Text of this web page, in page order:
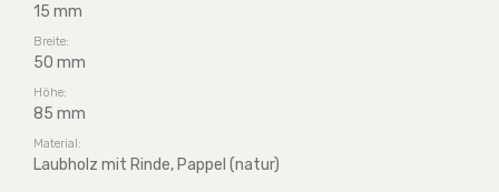
15 mm
Breite:
50 mm
Höhe:
85 mm
Material:
Laubholz mit Rinde, Pappel (natur)